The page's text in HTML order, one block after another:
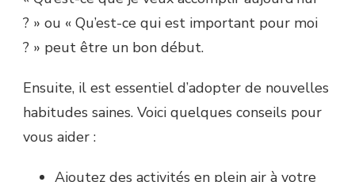
? » ou « Qu’est-ce qui est important pour moi
? » peut être un bon début.
Ensuite, il est essentiel d’adopter de nouvelles
habitudes saines. Voici quelques conseils pour
vous aider :
Ajoutez des activités en plein air à votre